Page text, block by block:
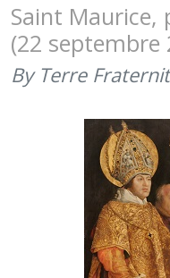
Saint Maurice,
(22 septembre
By Terre